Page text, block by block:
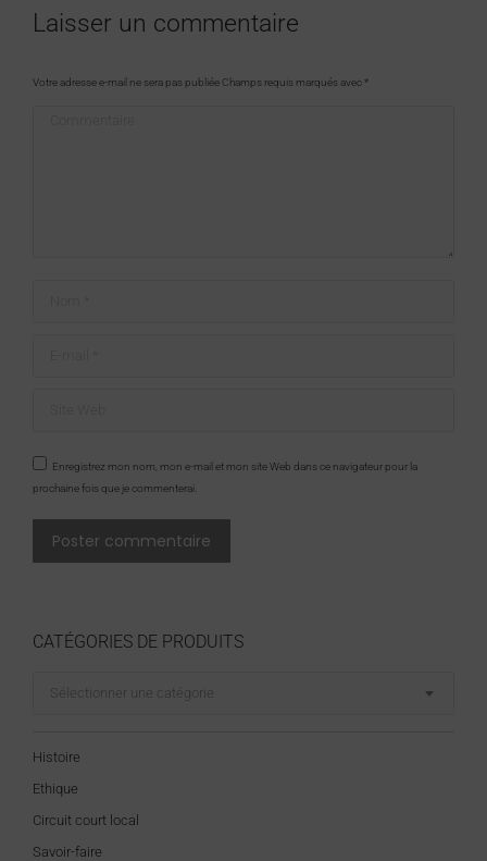
Laisser un commentaire
Votre adresse e-mail ne sera pas publiée Champs requis marqués avec*
Enregistrez mon nom, mon e-mail et mon site Web dans ce navigateur pour la
prochaine fois que je commenterai.
Poster commentaire
CATÉGORIES DE PRODUITS
Sélectionner une catégorie
Histoire
Ethique
Circuit court local
Savoir-faire